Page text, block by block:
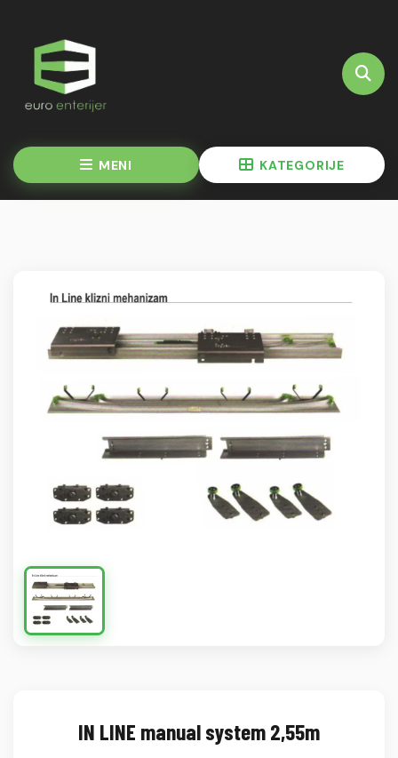
MENI KATEGORIJE
IN LINE manual system 2,55m